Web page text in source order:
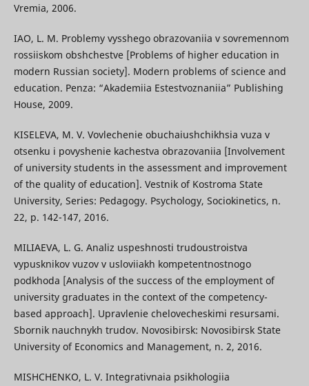
Vremia, 2006.
IAO, L. M. Problemy vysshego obrazovaniia v sovremennom
rossiiskom obshchestve [Problems of higher education in
modern Russian society]. Modern problems of science and
education. Penza: “Akademiia Estestvoznaniia” Publishing
House, 2009.
KISELEVA, M. V. Vovlechenie obuchaiushchikhsia vuza v
otsenku i povyshenie kachestva obrazovaniia [Involvement
of university students in the assessment and improvement
of the quality of education]. Vestnik of Kostroma State
University, Series: Pedagogy. Psychology, Sociokinetics, n.
22, p. 142-147, 2016.
MILIAEVA, L. G. Analiz uspeshnosti trudoustroistva
vypusknikov vuzov v usloviiakh kompetentnostnogo
podkhoda [Analysis of the success of the employment of
university graduates in the context of the competency-
based approach]. Upravlenie chelovecheskimi resursami.
Sbornik nauchnykh trudov. Novosibirsk: Novosibirsk State
University of Economics and Management, n. 2, 2016.
MISHCHENKO, L. V. Integrativnaia psikhologiia